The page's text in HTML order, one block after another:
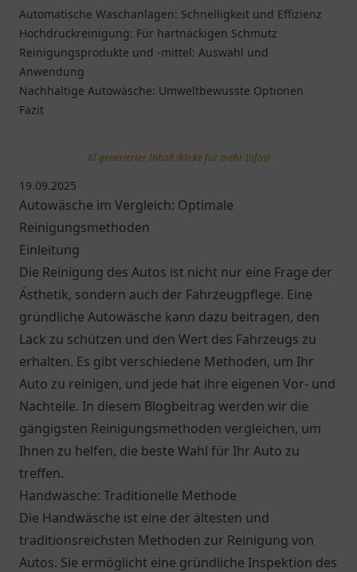
Automatische Waschanlagen: Schnelligkeit und Effizienz
Hochdruckreinigung: Für hartnäckigen Schmutz
Reinigungsprodukte und -mittel: Auswahl und
Anwendung
Nachhaltige Autowäsche: Umweltbewusste Optionen
Fazit
KI generierter Inhalt (klicke für mehr Infos)
19.09.2025
Autowäsche im Vergleich: Optimale
Reinigungsmethoden
Einleitung
Die Reinigung des Autos ist nicht nur eine Frage der
Ästhetik, sondern auch der Fahrzeugpflege. Eine
gründliche Autowäsche kann dazu beitragen, den
Lack zu schützen und den Wert des Fahrzeugs zu
erhalten. Es gibt verschiedene Methoden, um Ihr
Auto zu reinigen, und jede hat ihre eigenen Vor- und
Nachteile. In diesem Blogbeitrag werden wir die
gängigsten Reinigungsmethoden vergleichen, um
Ihnen zu helfen, die beste Wahl für Ihr Auto zu
treffen.
Handwäsche: Traditionelle Methode
Die Handwäsche ist eine der ältesten und
traditionsreichsten Methoden zur Reinigung von
Autos. Sie ermöglicht eine gründliche Inspektion des